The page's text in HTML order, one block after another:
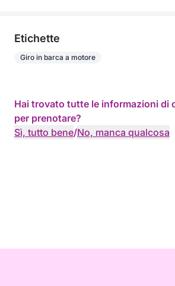
Etichette
Giro in barca a motore
Hai trovato tutte le informazioni di
per prenotare?
Sì, tutto bene/No, manca qualcosa